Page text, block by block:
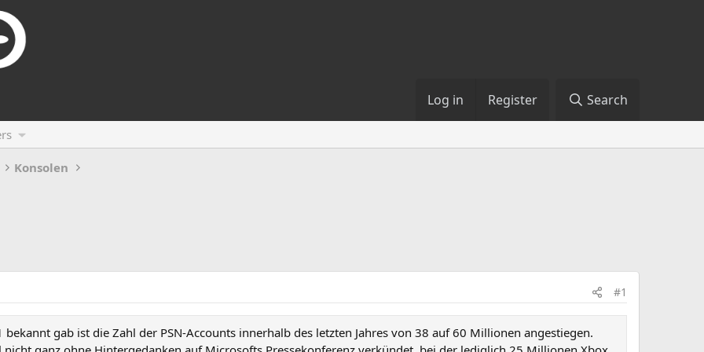
Log in Register Search
Konsolen
#1
bekannt gab ist die Zahl der PSN-Accounts innerhalb des letzten Jahres von 38 auf 60 Millionen angestiegen.